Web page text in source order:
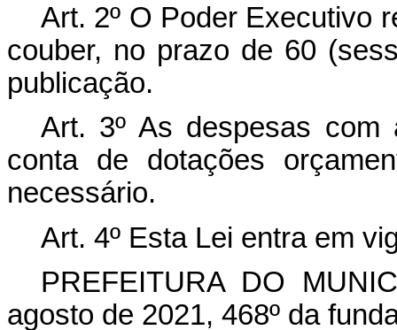
Art. 2º O Poder Executivo
couber, no prazo de 60
publicação.
Art. 3º As despesas
conta de dotações
necessário.
Art. 4º Esta Lei entra em
PREFEITURA DO
agosto de 2021, 468º da